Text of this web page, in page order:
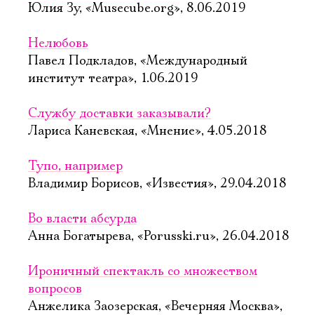
Юлия Зу, «Musecube.org», 8.06.2019
Нелюбовь
Павел Подкладов, «Международный
институт театра», 1.06.2019
Службу доставки заказывали?
Лариса Каневская, «Мнение», 4.05.2018
Тупо, например
Владимир Борисов, «Известия», 29.04.2018
Во власти абсурда
Анна Богатырева, «Porusski.ru», 26.04.2018
Ироничный спектакль со множеством
вопросов
Анжелика Заозерская, «Вечерняя Москва»,